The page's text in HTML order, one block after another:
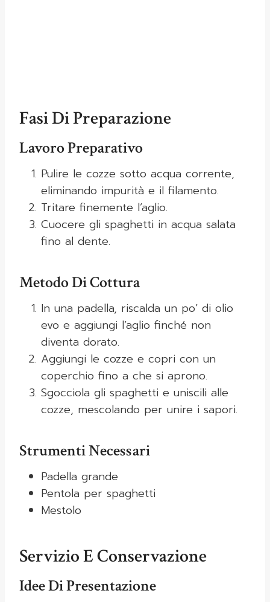
Fasi Di Preparazione
Lavoro Preparativo
Pulire le cozze sotto acqua corrente,
eliminando impurità e il filamento.
Tritare finemente l’aglio.
Cuocere gli spaghetti in acqua salata
fino al dente.
Metodo Di Cottura
In una padella, riscalda un po’ di olio
evo e aggiungi l’aglio finché non
diventa dorato.
Aggiungi le cozze e copri con un
coperchio fino a che si aprono.
Sgocciola gli spaghetti e uniscili alle
cozze, mescolando per unire i sapori.
Strumenti Necessari
Padella grande
Pentola per spaghetti
Mestolo
Servizio E Conservazione
Idee Di Presentazione